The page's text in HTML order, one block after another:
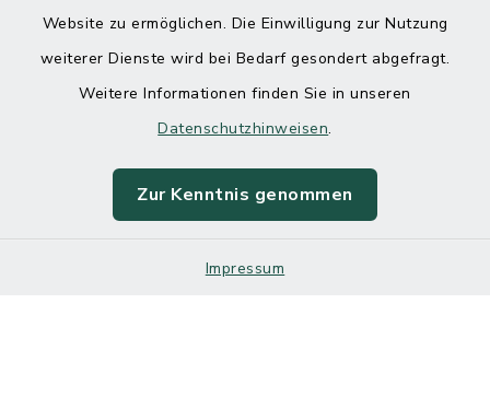
Website zu ermöglichen. Die Einwilligung zur Nutzung
weiterer Dienste wird bei Bedarf gesondert abgefragt.
Weitere Informationen finden Sie in unseren
Datenschutzhinweisen.
Zur Kenntnis genommen
Impressum
Barrierefreiheit
Impressum
Sitemap